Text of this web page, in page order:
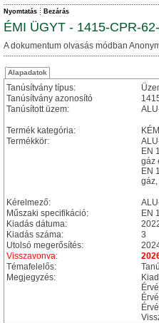
Nyomtatás Bezárás
ÉMI ÜGYT - 1415-CPR-
A dokumentum olvasás módban
Alapadatok
Tanúsítvány típus:
Tanúsítvány azonosító
Tanúsított üzem:
Termék kategória:
Termékkör:
EN
gáz
EN
Kérelmező:
Műszaki specifikáció:
EN
Kiadás dátuma:
Kiadás száma:
3
Utolsó megerősítés:
Visszavonva:
Témafelelős:
Megjegyzés: